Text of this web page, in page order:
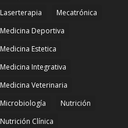
Laserterapia
Mecatrónica
Medicina Deportiva
Medicina Estetica
Medicina Integrativa
Medicina Veterinaria
Microbiología
Nutrición
Nutrición Clínica